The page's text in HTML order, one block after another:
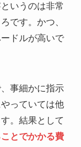
いうのは非常
です。かつ、
ドルが高いで
事細かに指示
っていては他
。結果として
とでかかる費